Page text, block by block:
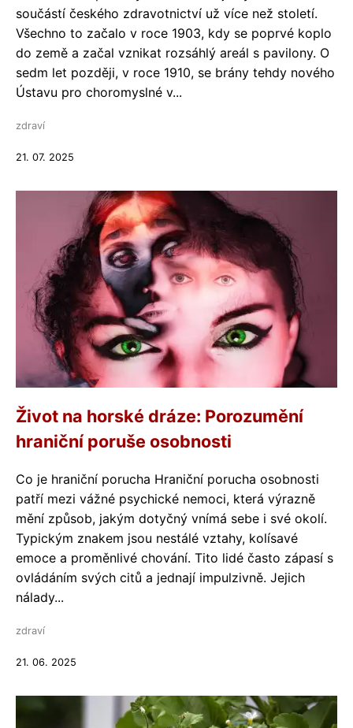
součástí českého zdravotnictví už více než století.
Všechno to začalo v roce 1903, kdy se poprvé koplo
do země a začal vznikat rozsáhlý areál s pavilony. O
sedm let později, v roce 1910, se brány tehdy nového
Ústavu pro choromyslné v...
zdraví
21. 07. 2025
Život na horské dráze: Porozumění
hraniční poruše osobnosti
Co je hraniční porucha Hraniční porucha osobnosti
patří mezi vážné psychické nemoci, která výrazně
mění způsob, jakým dotyčný vnímá sebe i své okolí.
Typickým znakem jsou nestálé vztahy, kolísavé
emoce a proměnlivé chování. Tito lidé často zápasí s
ovládáním svých citů a jednají impulzivně. Jejich
nálady...
zdraví
21. 06. 2025